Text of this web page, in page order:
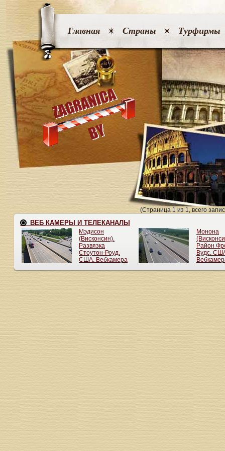
Главная Страны Турфирмы
(Страница 1 из 1, всего